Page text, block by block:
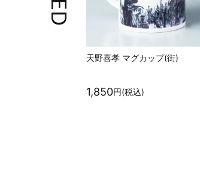
天野喜孝 マグカップ(街)
1,850円(税込)